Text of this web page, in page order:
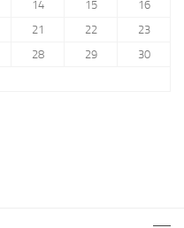
14 15
16
21 22
23
28 29
30